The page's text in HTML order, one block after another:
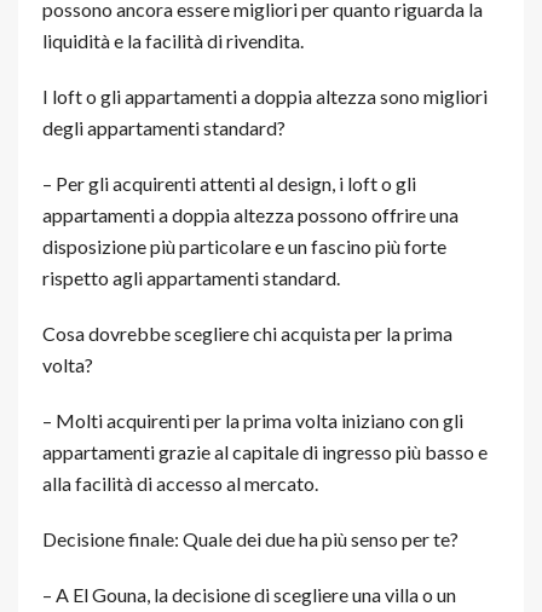
possono ancora essere migliori per quanto riguarda la
liquidità e la facilità di rivendita.
I loft o gli appartamenti a doppia altezza sono migliori
degli appartamenti standard?
– Per gli acquirenti attenti al design, i loft o gli
appartamenti a doppia altezza possono offrire una
disposizione più particolare e un fascino più forte
rispetto agli appartamenti standard.
Cosa dovrebbe scegliere chi acquista per la prima
volta?
– Molti acquirenti per la prima volta iniziano con gli
appartamenti grazie al capitale di ingresso più basso e
alla facilità di accesso al mercato.
Decisione finale: Quale dei due ha più senso per te?
– A El Gouna, la decisione di scegliere una villa o un